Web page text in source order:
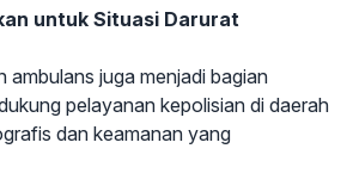
untuk Situasi Darurat
ambulans juga menjadi bagian
pelayanan kepolisian di daerah
dan keamanan yang